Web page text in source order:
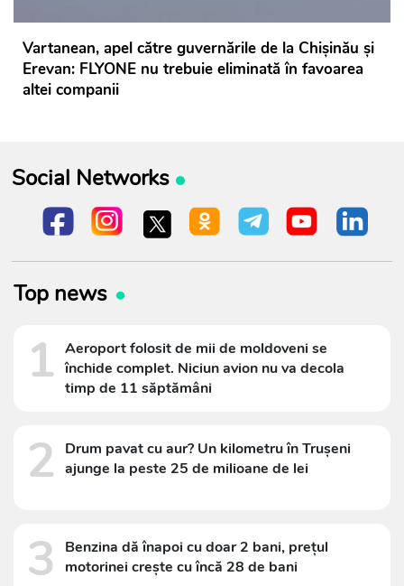
Vartanean, apel către guvernările de la Chișinău și
Erevan: FLYONE nu trebuie eliminată în favoarea
altei companii
Social Networks
Top news
1 Aeroport folosit de mii de moldoveni se
închide complet. Niciun avion nu va decola
timp de 11 săptămâni
2
Drum pavat cu aur? Un kilometru în Trușeni
ajunge la peste 25 de milioane de lei
3
Benzina dă înapoi cu doar 2 bani, prețul
motorinei crește cu încă 28 de bani